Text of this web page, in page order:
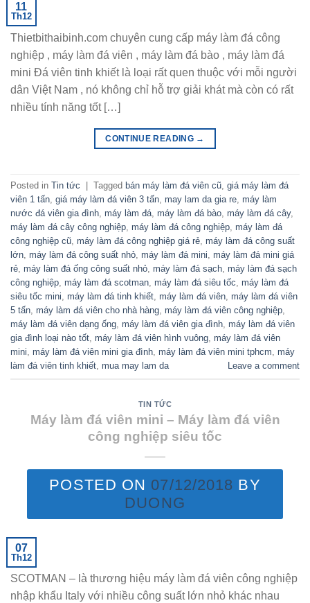
11
Th12
Thietbithaibinh.com chuyên cung cấp máy làm đá công
nghiệp , máy làm đá viên , máy làm đá bào , máy làm đá
mini Đá viên tinh khiết là loại rất quen thuộc với mỗi người
dân Việt Nam , nó không chỉ hỗ trợ giải khát mà còn có rất
nhiều tính năng tốt […]
CONTINUE READING →
Posted in Tin tức Tagged bán máy làm đá viên cũ giá máy làm đá
viên 1 tấn giá máy làm đá viên 3 tấn may lam da gia re máy làm
nước đá viên gia đình máy làm đá máy làm đá bào máy làm đá cây,
máy làm đá cây công nghiệp máy làm đá công nghiệp máy làm đá
công nghiệp cũ máy làm đá công nghiệp giá rẻ máy làm đá công suất
lớn máy làm đá công suất nhỏ máy làm đá mini máy làm đá mini giá
rẻ máy làm đá ống công suất nhỏ máy làm đá sạch máy làm đá sạch
công nghiệp máy làm đá scotman máy làm đá siêu tốc máy làm đá
siêu tốc mini máy làm đá tinh khiết máy làm đá viên máy làm đá viên
5 tấn máy làm đá viên cho nhà hàng máy làm đá viên công nghiệp
máy làm đá viên dạng ống máy làm đá viên gia đình máy làm đá viên
gia đình loại nào tốt máy làm đá viên hình vuông máy làm đá viên
mini máy làm đá viên mini gia đình máy làm đá viên mini tphcm máy
làm đá viên tinh khiết mua may lam da Leave a comment
TIN TỨC
Máy làm đá viên mini – Máy làm đá viên
công nghiệp siêu tốc
POSTED ON 07/12/2018 BY
DUONG
07
Th12
SCOTMAN – là thương hiệu máy làm đá viên công nghiệp
nhập khẩu Italy với nhiều công suất lớn nhỏ khác nhau